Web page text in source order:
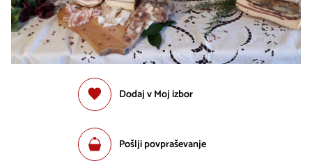
Dodaj v Moj izbor
Pošlji povpraševanje